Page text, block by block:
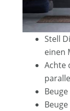
Stell
einen
Achte